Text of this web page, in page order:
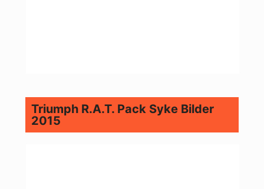
Triumph R.A.T. Pack Syke Bilder
2015